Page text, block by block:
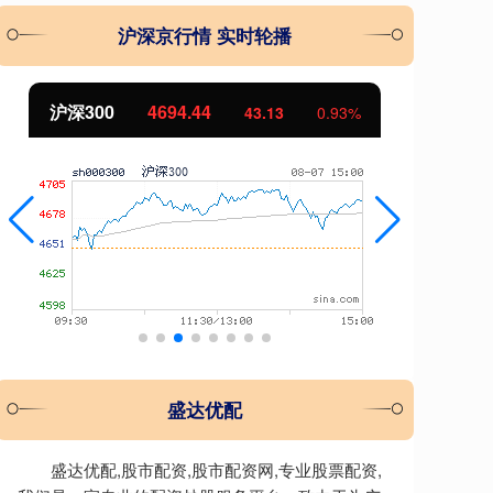
沪深京行情 实时轮播
沪深300 4694.44 43.13 0.93%
盛达优配
盛达优配,股市配资,股市配资网,专业股票配资,